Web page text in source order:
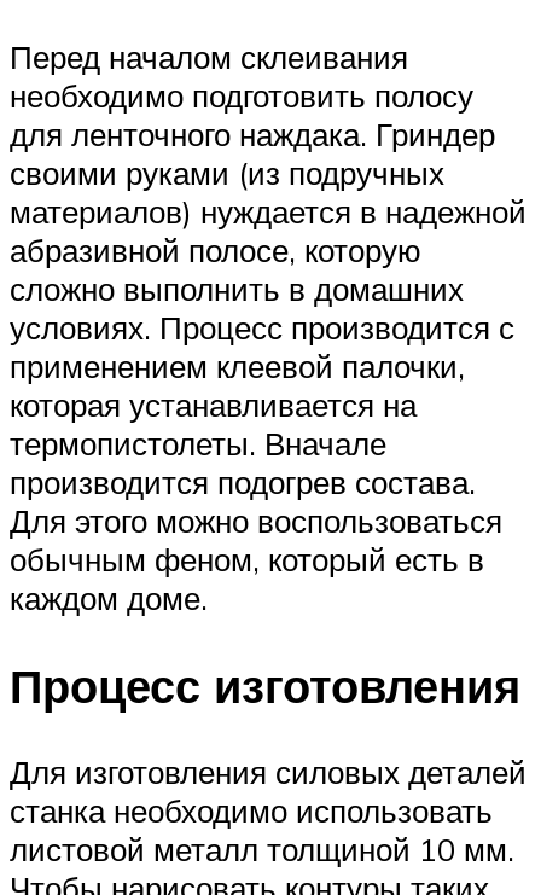
Перед началом склеивания
необходимо подготовить полосу
для ленточного наждака. Гриндер
своими руками (из подручных
материалов) нуждается в надежной
абразивной полосе, которую
сложно выполнить в домашних
условиях. Процесс производится с
применением клеевой палочки,
которая устанавливается на
термопистолеты. Вначале
производится подогрев состава.
Для этого можно воспользоваться
обычным феном, который есть в
каждом доме.
Процесс изготовления
Для изготовления силовых деталей
станка необходимо использовать
листовой металл толщиной 10 мм.